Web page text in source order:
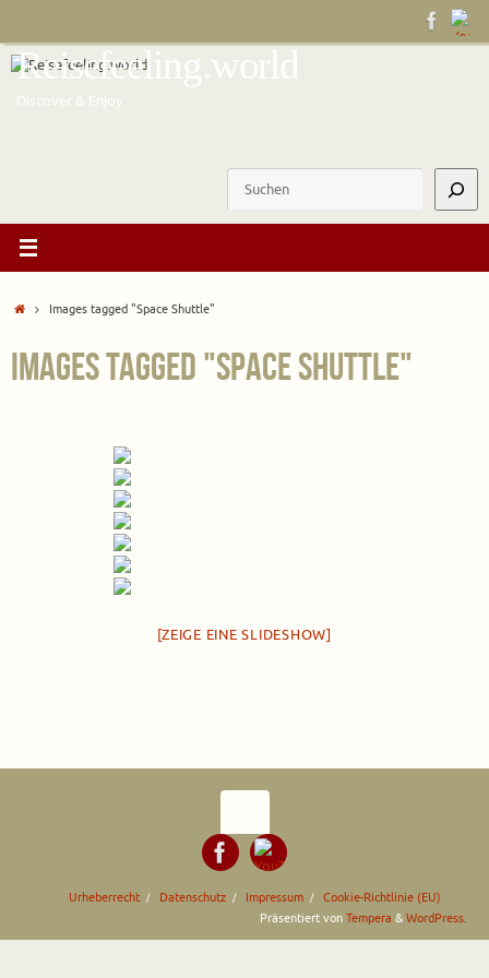
springen
Reisefeeling.world
Discover & Enjoy
StartImages tagged "Space Shuttle"
Images tagged "Space Shuttle"
[ZEIGE EINE SLIDESHOW]
Urheberrecht Datenschutz Impressum
Cookie-Richtlinie (EU)
Präsentiert von Tempera & WordPress.